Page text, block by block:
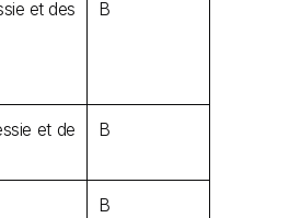
et des
B
et de
B
B